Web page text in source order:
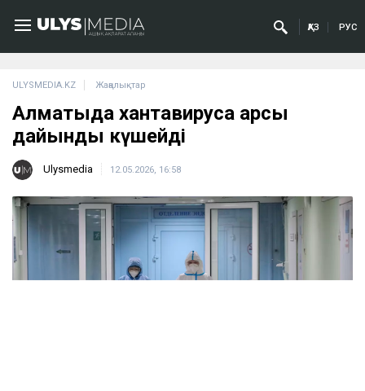
ҚАЗ РУС
ULYSMEDIA.KZ Жаңалықтар
Алматыда хантавирусқа қарсы
дайындық күшейді
Ulysmedia 12.05.2026, 16:58